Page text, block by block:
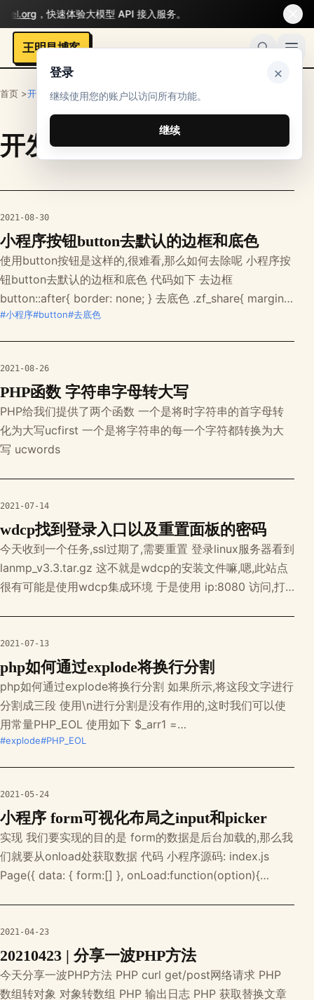
登录 ×
继续使用您的账户以访问所有功能。
继续
，快速体验大模型 API 接入服务。
王明昌博客
首页 >开发者
开发者
2021-08-30
小程序按钮button去默认的边框和底色
使用button按钮是这样的,很难看,那么如何去除呢 小程序按
钮button去默认的边框和底色 代码如下 去边框
button::after{ border: none; } 去底色 .zf_share{ margin:
0 auto; background-color: transparent; font-size: 13px;
#小程序#button#去底色
2021-08-26
PHP函数 字符串字母转大写
PHP给我们提供了两个函数 一个是将时字符串的首字母转
化为大写ucfirst 一个是将字符串的每一个字符都转换为大
写 ucwords
2021-07-14
wdcp找到登录入口以及重置面板的密码
今天收到一个任务,ssl过期了,需要重置 登录linux服务器看到
lanmp_v3.3.tar.gz 这不就是wdcp的安装文件嘛,嗯,此站点
很有可能是使用wdcp集成环境 于是使用 ip:8080 访问,打
ip:8091 成功打开
2021-07-13
php如何通过explode将换行分割
php如何通过explode将换行分割 如果所示,将这段文字进行
分割成三段 使用\n进行分割是没有作用的,这时我们可以使
用常量PHP_EOL 使用如下 $_arr1 =
explode(PHP_EOL,$vo['content3']); 打印下$_arr1 这是就
#explode#PHP_EOL
2021-05-24
小程序 form可视化布局之input和picker
实现 我们要实现的目的是 form的数据是后台加载的,那么我
们就要从onload处获取数据 代码 小程序源码: index.js
Page({ data: { form:[] }, onLoad:function(option){
2021-04-23
20210423 | 分享一波PHP方法
今天分享一波PHP方法 PHP curl get/post网络请求 PHP
数组转对象 对象转数组 PHP 输出日志 PHP 获取替换文章